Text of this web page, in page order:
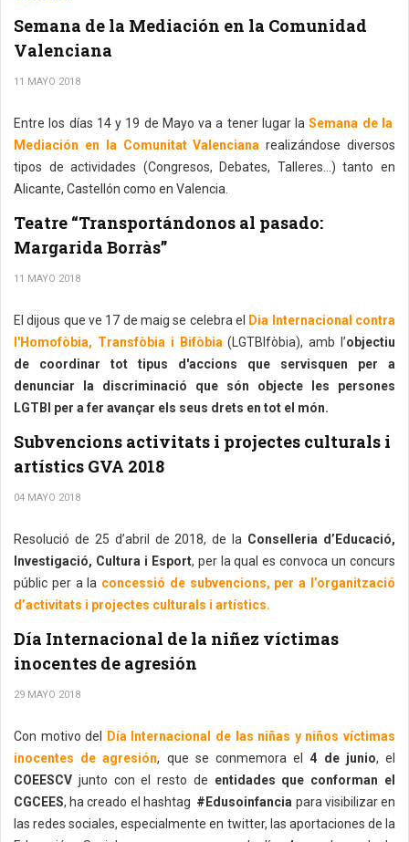
Semana de la Mediación en la Comunidad
Valenciana
11 MAYO 2018
Entre los días 14 y 19 de Mayo va a tener lugar laSemana de la
Mediación en la Comunitat Valenciana realizándose diversos
tipos de actividades (Congresos, Debates, Talleres…) tanto en
Alicante, Castellón como en Valencia.
Teatre “Transportándonos al pasado:
Margarida Borràs”
11 MAYO 2018
El dijous que ve 17 de maig se celebra el
Dia Internacional contra
l'Homofòbia, Transfòbia i Bifòbia (LGTBIfòbia), amb l’objectiu
de coordinar tot tipus d'accions que servisquen per a
denunciar la discriminació que són objecte les persones
LGTBI per a fer avançar els seus drets en tot el món.
Subvencions activitats i projectes culturals i
artístics GVA 2018
04 MAYO 2018
Resolució de 25 d’abril de 2018, de la Conselleria d’Educació,
Investigació, Cultura i Esport, per la qual es convoca un concurs
públic per a la concessió de subvencions, per a l’organització
d’activitats i projectes culturals i artístics.
Día Internacional de la niñez víctimas
inocentes de agresión
29 MAYO 2018
Con motivo del
Día Internacional de las niñas y niños víctimas
inocentes de agresión, que se conmemora el4 de junio, el
COEESCV junto con el resto de entidades que conforman el
CGCEES, ha creado el hashtag #Edusoinfancia para visibilizar en
las redes sociales, especialmente en twitter, las aportaciones de la